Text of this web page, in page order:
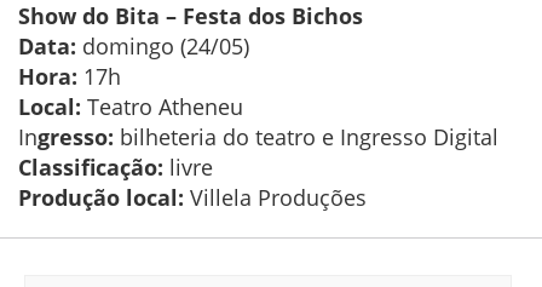
Show do Bita – Festa dos Bichos
Data: domingo (24/05)
Hora: 17h
Local: Teatro Atheneu
Ingresso: bilheteria do teatro e Ingresso Digital
Classificação: livre
Produção local: Villela Produções